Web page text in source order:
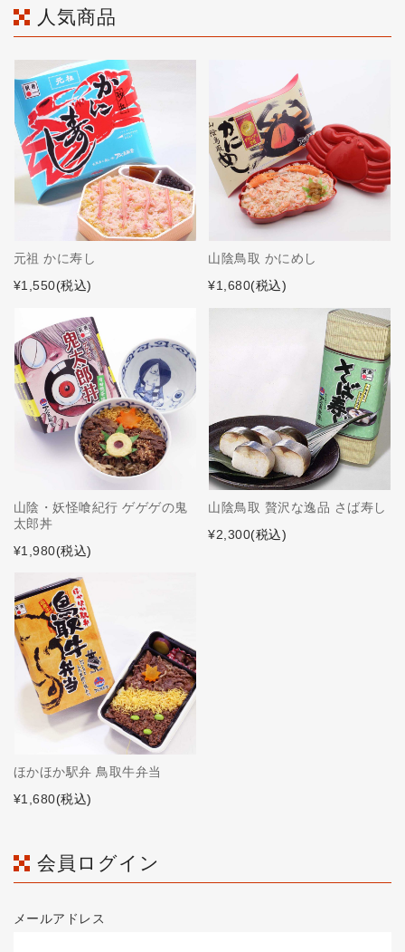
人気商品
元祖 かに寿し
¥1,550(税込)
山陰鳥取 かにめし
¥1,680(税込)
山陰・妖怪喰紀行 ゲゲゲの鬼
太郎丼
¥1,980(税込)
山陰鳥取 贅沢な逸品 さば寿し
¥2,300(税込)
ほかほか駅弁 鳥取牛弁当
¥1,680(税込)
会員ログイン
メールアドレス